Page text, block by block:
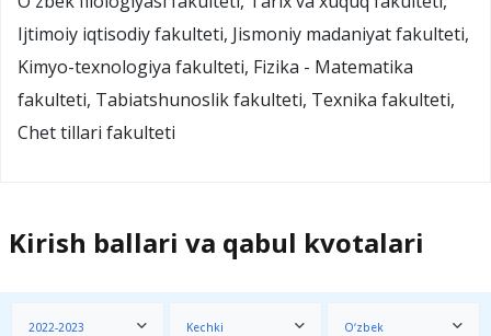
Ijtimoiy iqtisodiy fakulteti, Jismoniy madaniyat fakulteti,
Kimyo-texnologiya fakulteti, Fizika - Matematika
fakulteti, Tabiatshunoslik fakulteti, Texnika fakulteti,
Chet tillari fakulteti
Kirish ballari va qabul kvotalari
2022-2023 Kechki O‘zbek